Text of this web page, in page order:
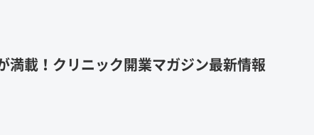
満載！クリニック開業マガジン最新情報